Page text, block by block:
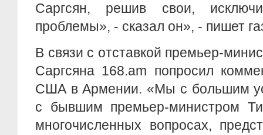
Саргсян, решив свои,
проблемы», - сказал он», - пишет
В связи с отставкой премьер-
Саргсяна 168.am попросил
США в Армении. «Мы с большим
с бывшим премьер-министром
многочисленных вопросах,